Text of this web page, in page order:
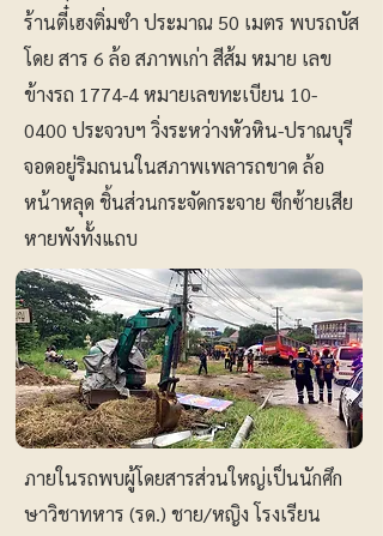
ร้านตี๋เฮงติ่มซำ ประมาณ 50 เมตร พบรถบัส
โดย สาร 6 ล้อ สภาพเก่า สีส้ม หมาย เลข
ข้างรถ 1774-4 หมายเลขทะเบียน 10-
0400 ประจวบฯ วิ่งระหว่างหัวหิน-ปราณบุรี
จอดอยู่ริมถนนในสภาพเพลารถขาด ล้อ
หน้าหลุด ชิ้นส่วนกระจัดกระจาย ซีกซ้ายเสีย
หายพังทั้งแถบ
ภายในรถพบผู้โดยสารส่วนใหญ่เป็นนักศึก
ษาวิชาทหาร (รด.) ชาย/หญิง โรงเรียน